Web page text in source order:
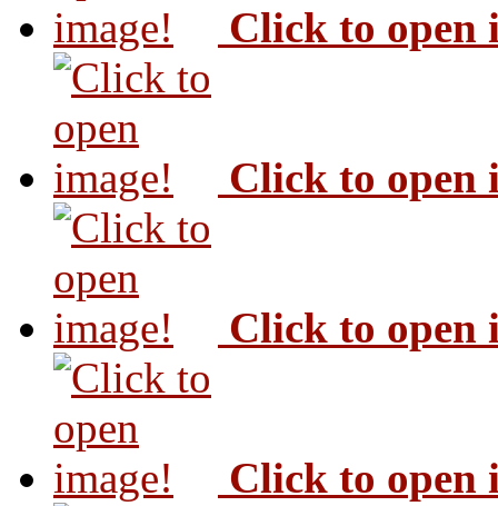
Click to open
Click to open
Click to open
Click to open